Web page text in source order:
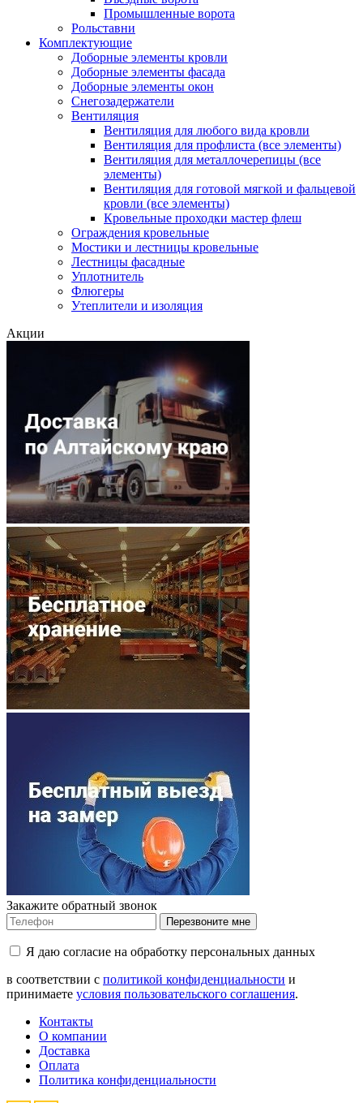
Промышленные ворота
Рольставни
Комплектующие
Доборные элементы кровли
Доборные элементы фасада
Доборные элементы окон
Снегозадержатели
Вентиляция
Вентиляция для любого вида кровли
Вентиляция для профлиста (все элементы)
Вентиляция для металлочерепицы (все
элементы)
Вентиляция для готовой мягкой и фальцевой
кровли (все элементы)
Кровельные проходки мастер флеш
Ограждения кровельные
Мостики и лестницы кровельные
Лестницы фасадные
Уплотнитель
Флюгеры
Утеплители и изоляция
Акции
Закажите обратный звонок
Перезвоните мне
Я даю согласие на обработку персональных данных
в соответствии с политикой конфиденциальности и
принимаете условия пользовательского соглашения.
Контакты
О компании
Доставка
Оплата
Политика конфиденциальности